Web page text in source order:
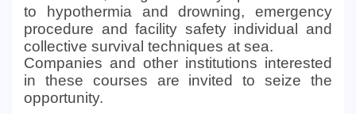
to hypothermia and drowning, emergency
procedure and facility safety individual and
collective survival techniques at sea.
Companies and other institutions interested
in these courses are invited to seize the
opportunity.